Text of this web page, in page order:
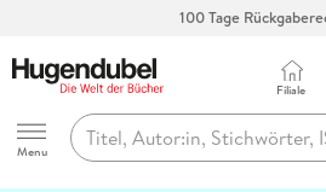
100 Tage
Hugendubel
Menu
Filiale